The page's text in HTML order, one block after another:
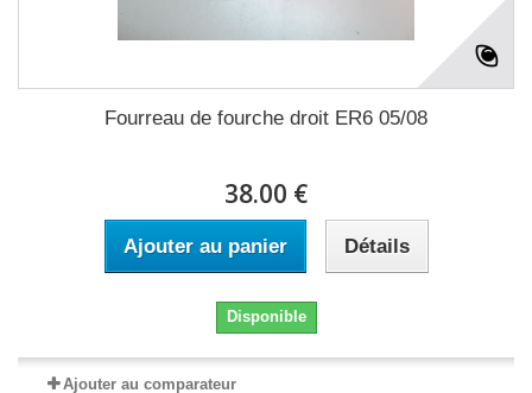
Fourreau de fourche droit ER6 05/08
38.00 €
Ajouter au panier Détails
Disponible
Ajouter au comparateur